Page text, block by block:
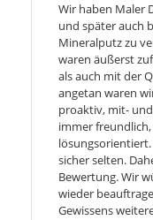
Wir haben Maler
und später auch
Mineralputz zu
waren äußerst
als auch mit der
angetan waren
proaktiv, mit-
immer
sicher selten.
Bewertung. Wir
wieder
Gewissens